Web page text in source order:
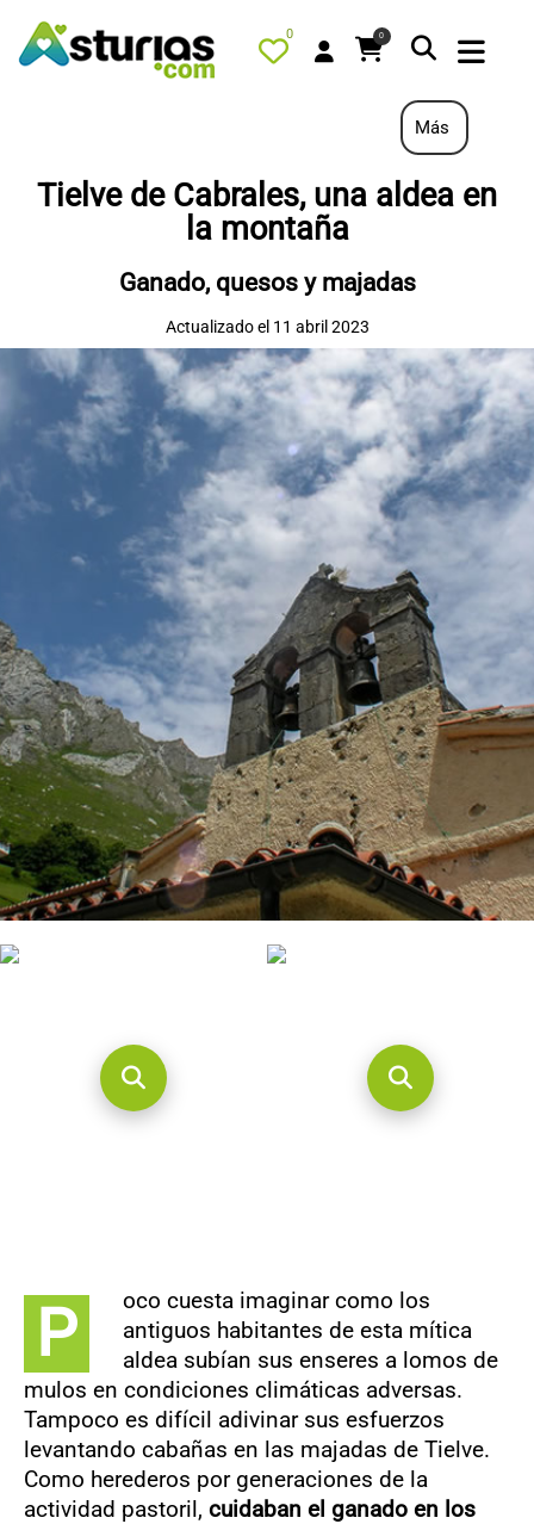
0 0
PORTADA
ALOJAMIENTOS
RESTAURANTES
TURISMO ACTIVO
TIENDA
AGENDA
OFERTAS
CONTACTO
Más
Tielve de Cabrales, una aldea en
la montaña
Ganado, quesos y majadas
Actualizado el 11 abril 2023
P
oco cuesta imaginar como los
antiguos habitantes de esta mítica
aldea subían sus enseres a lomos de
mulos en condiciones climáticas adversas.
Tampoco es difícil adivinar sus esfuerzos
levantando cabañas en las majadas de Tielve.
Como herederos por generaciones de la
actividad pastoril, cuidaban el ganado en los